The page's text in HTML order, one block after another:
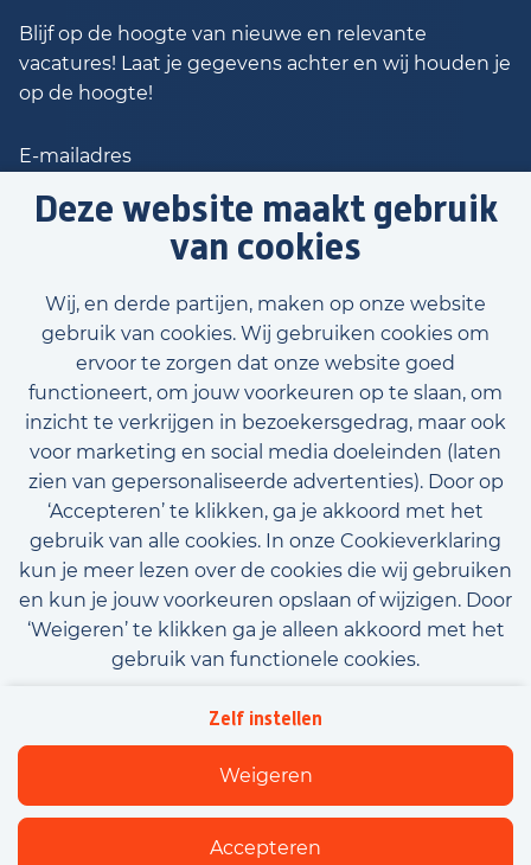
Deze website maakt gebruik
van cookies
Wij, en derde partijen, maken op onze website
gebruik van cookies. Wij gebruiken cookies om
ervoor te zorgen dat onze website goed
functioneert, om jouw voorkeuren op te slaan, om
inzicht te verkrijgen in bezoekersgedrag, maar ook
voor marketing en social media doeleinden (laten
zien van gepersonaliseerde advertenties). Door op
‘Accepteren’ te klikken, ga je akkoord met het
gebruik van alle cookies. In onze Cookieverklaring
kun je meer lezen over de cookies die wij gebruiken
en kun je jouw voorkeuren opslaan of wijzigen. Door
‘Weigeren’ te klikken ga je alleen akkoord met het
gebruik van functionele cookies.
Zelf instellen
Weigeren
Accepteren
Blijf op de hoogte van nieuwe en relevante
vacatures! Laat je gegevens achter en wij houden je
op de hoogte!
Stap 1/2: Stel job alert in
Algemene voorwaarden Privacy
Cookies
Flexfamily